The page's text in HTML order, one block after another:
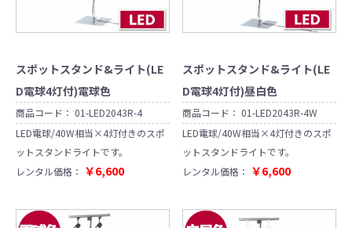
スポットスタンド&ライト(LE
D電球4灯付)電球色
商品コード： 01-LED2043R-4
LED電球/40W相当×4灯付きのスポ
ットスタンドライトです。
レンタル価格： ￥6,600
スポットスタンド&ライト(LE
D電球4灯付)昼白色
商品コード： 01-LED2043R-4W
LED電球/40W相当×4灯付きのスポ
ットスタンドライトです。
レンタル価格： ￥6,600